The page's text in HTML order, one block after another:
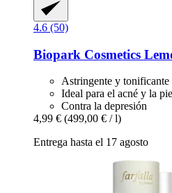
4.6 (50)
Biopark Cosmetics
Astringente y tonificante
Ideal para el acné y la
Contra la depresión
4,99 € (499,00 € / l)
Entrega hasta el 17 agosto